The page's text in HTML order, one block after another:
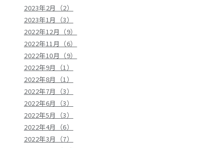
2023年2月（2）
2023年1月（3）
2022年12月（9）
2022年11月（6）
2022年10月（9）
2022年9月（1）
2022年8月（1）
2022年7月（3）
2022年6月（3）
2022年5月（3）
2022年4月（6）
2022年3月（7）